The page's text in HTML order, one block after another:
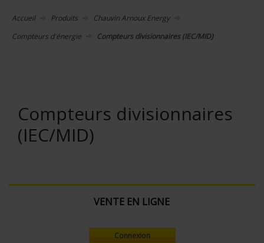
Accueil Produits
Chauvin Arnoux Energy
Compteurs d'énergie
Compteurs divisionnaires (IEC/MID)
Compteurs divisionnaires
(IEC/MID)
VENTE EN LIGNE
Connexion